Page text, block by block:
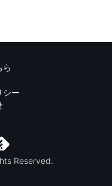
ら
シー
Reserved.